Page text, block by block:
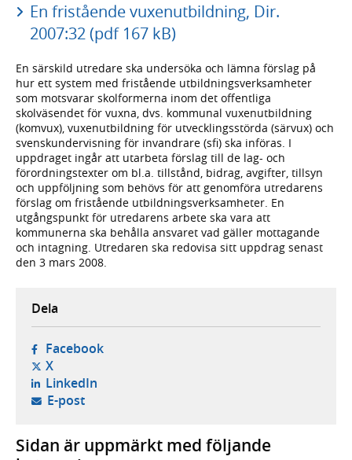
En fristående vuxenutbildning, Dir.
2007:32 (pdf 167 kB)
En särskild utredare ska undersöka och lämna förslag på
hur ett system med fristående utbildningsverksamheter
som motsvarar skolformerna inom det offentliga
skolväsendet för vuxna, dvs. kommunal vuxenutbildning
(komvux), vuxenutbildning för utvecklingsstörda (särvux) och
svenskundervisning för invandrare (sfi) ska införas. I
uppdraget ingår att utarbeta förslag till de lag- och
förordningstexter om bl.a. tillstånd, bidrag, avgifter, tillsyn
och uppföljning som behövs för att genomföra utredarens
förslag om fristående utbildningsverksamheter. En
utgångspunkt för utredarens arbete ska vara att
kommunerna ska behålla ansvaret vad gäller mottagande
och intagning. Utredaren ska redovisa sitt uppdrag senast
den 3 mars 2008.
Dela
Facebook- öppnas i ny flik, extern webbplats,
X- öppnas i ny flik, extern webbplats,
LinkedIn- öppnas i ny flik, extern webbplats,
E-post- öppnar din e-postklient,
Sidan är uppmärkt med följande